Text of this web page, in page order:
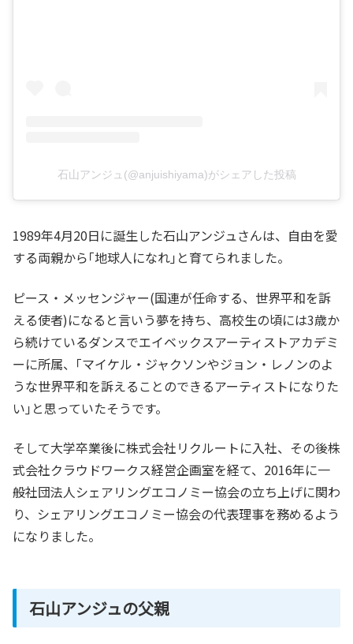
石山アンジュ(@anjuishiyama)がシェアした投稿
1989年4月20日に誕生した石山アンジュさんは、自由を愛
する両親から｢地球人になれ｣と育てられました。
ピース・メッセンジャー(国連が任命する、世界平和を訴
える使者)になると言いう夢を持ち、高校生の頃には3歳か
ら続けているダンスでエイベックスアーティストアカデミ
ーに所属、｢マイケル・ジャクソンやジョン・レノンのよ
うな世界平和を訴えることのできるアーティストになりた
い｣と思っていたそうです。
そして大学卒業後に株式会社リクルートに入社、その後株
式会社クラウドワークス経営企画室を経て、2016年に一
般社団法人シェアリングエコノミー協会の立ち上げに関わ
り、シェアリングエコノミー協会の代表理事を務めるよう
になりました。
石山アンジュの父親